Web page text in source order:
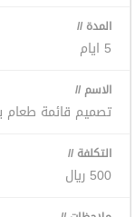
5 ايام
تصميم قائمة طعام
500 ريال